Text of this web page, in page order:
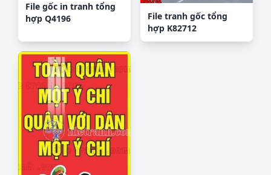
File gốc in tranh tổng
hợp Q4196
File tranh gốc tổng
hợp K82712